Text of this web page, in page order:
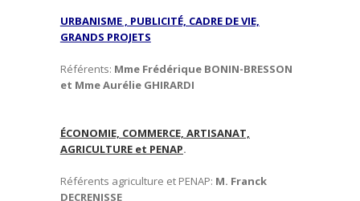
URBANISME , PUBLICITÉ, CADRE DE VIE,
GRANDS PROJETS
Référents: Mme Frédérique BONIN-BRESSON
et Mme Aurélie GHIRARDI
ÉCONOMIE, COMMERCE, ARTISANAT,
AGRICULTURE et PENAP.
Référents agriculture et PENAP: M. Franck
DECRENISSE